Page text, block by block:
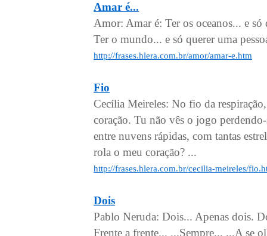
Amar é...
Amor: Amar é: Ter os oceanos... e
Ter o mundo... e só querer uma
http://frases.hlera.com.br/amor/amar-e.htm
Fio
Cecília Meireles: No fio da
coração. Tu não vês o jogo
entre nuvens rápidas, com tantas
rola o meu coração? ...
http://frases.hlera.com.br/cecilia-meireles/
Dois
Pablo Neruda: Dois... Apenas dois.
Frente a frente... ...Sempre... ...A se